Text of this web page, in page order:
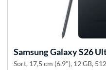
SamsungGalaxy S26
Sort, 17,5 cm (6.9"), 12 GB,